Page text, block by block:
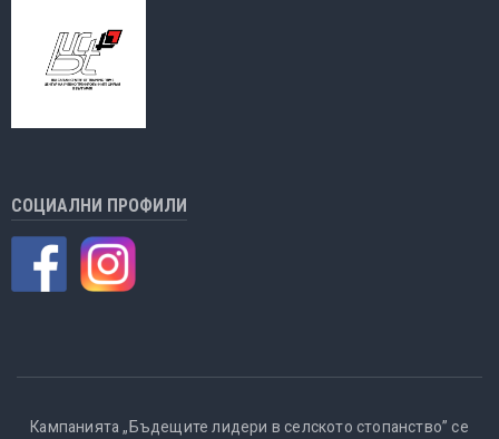
СОЦИАЛНИ ПРОФИЛИ
Кампанията „Бъдещите лидери в селското стопанство” се